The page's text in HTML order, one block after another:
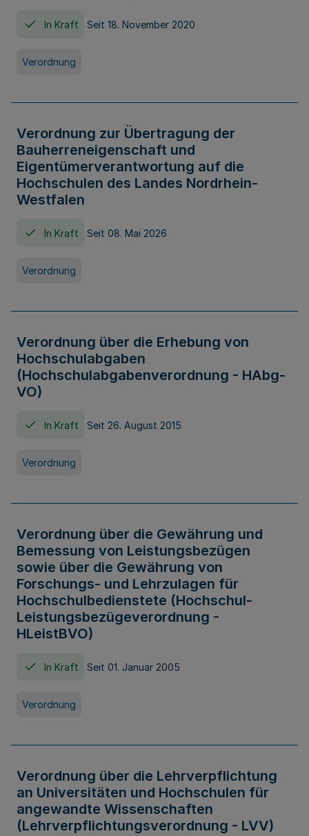
In Kraft Seit 18. November 2020
Verordnung
Verordnung zur Übertragung der
Bauherreneigenschaft und
Eigentümerverantwortung auf die
Hochschulen des Landes Nordrhein-
Westfalen
In Kraft Seit 08. Mai 2026
Verordnung
Verordnung über die Erhebung von
Hochschulabgaben
(Hochschulabgabenverordnung - HAbg-
VO)
In Kraft Seit 26. August 2015
Verordnung
Verordnung über die Gewährung und
Bemessung von Leistungsbezügen
sowie über die Gewährung von
Forschungs- und Lehrzulagen für
Hochschulbedienstete (Hochschul-
Leistungsbezügeverordnung -
HLeistBVO)
In Kraft Seit 01. Januar 2005
Verordnung
Verordnung über die Lehrverpflichtung
an Universitäten und Hochschulen für
angewandte Wissenschaften
(Lehrverpflichtungsverordnung - LVV)